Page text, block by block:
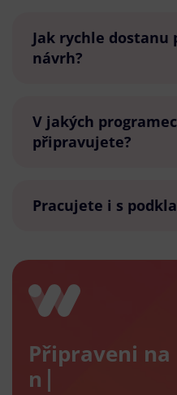
Jak rychle dostanu
návrh?
V jakých
připravujete?
Pracujete i s
Připraveni na
nový